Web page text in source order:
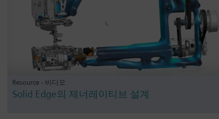
Resource - 비디오
Solid Edge의 제너레이티브 설계